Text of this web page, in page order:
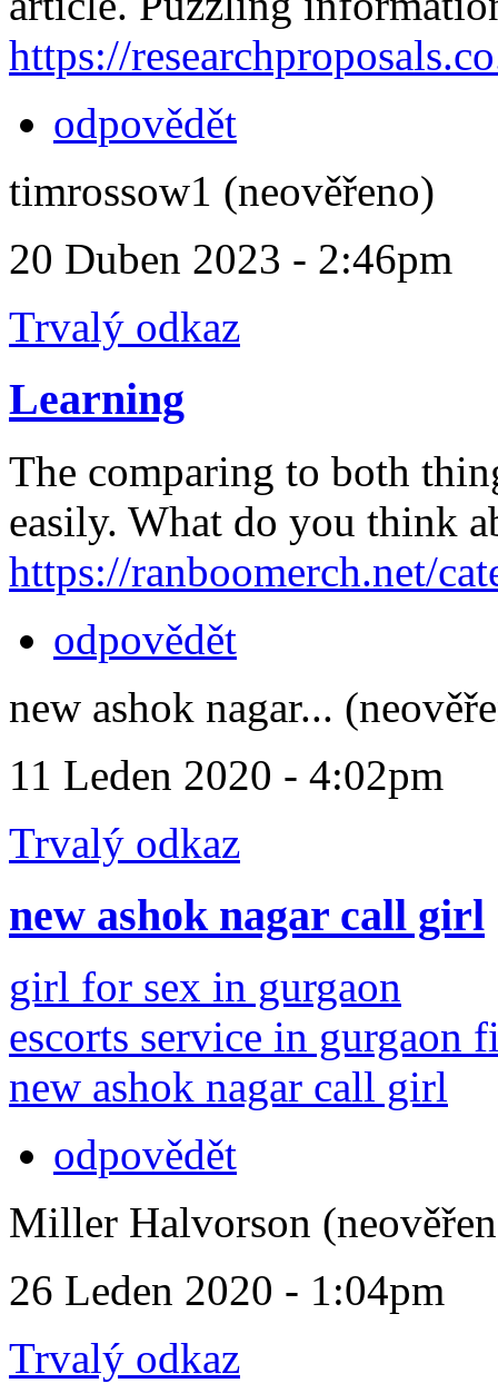
https://
odpovědět
timrossow1 (neověřeno)
20 Duben 2023 - 2:46pm
Trvalý odkaz
Learning
The comparing to both
easily. What do you think
https://ranboomerch.net/
odpovědět
new ashok nagar...
11 Leden 2020 - 4:02pm
Trvalý odkaz
new ashok nagar call girl
girl for sex in gurgaon
escorts service in gurgaon
new ashok nagar call girl
odpovědět
Miller Halvorson
26 Leden 2020 - 1:04pm
Trvalý odkaz